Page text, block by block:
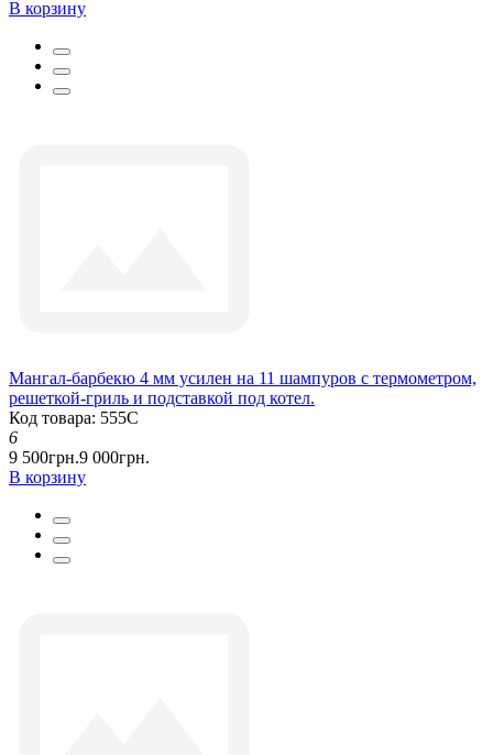
В корзину
Мангал-барбекю 4 мм усилен на 11 шампуров с термометром,
решеткой-гриль и подставкой под котел.
Код товара: 555С
6
9 500грн.9 000грн.
В корзину